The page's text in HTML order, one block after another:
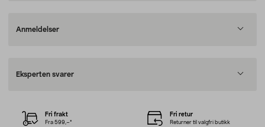
Anmeldelser
Eksperten svarer
Fri frakt
Fra 599,–*
Fri retur
Returner til valgfri butikk